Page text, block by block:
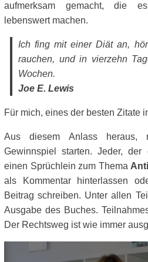
aufmerksam gemacht, die
lebenswert machen.
Ich fing mit einer Diät an,
rauchen, und in vierzehn
Wochen.
Joe E. Lewis
Für mich, eines der besten Zitate
Aus diesem Anlass heraus,
Gewinnspiel starten. Jeder,
einen Sprüchlein zum Thema
als Kommentar hinterlassen
Beitrag schreiben. Unter allen
Ausgabe des Buches.
Der Rechtsweg ist wie immer